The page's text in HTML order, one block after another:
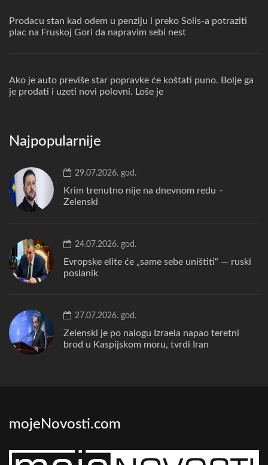
Prodacu stan kad odem u penziju i preko Solis-a potraziti
plac na Fruskoj Gori da napravim sebi nest
Ako je auto previše star popravke će koštati puno. Bolje ga
je prodati i uzeti novi polovni. Loše je
Najpopularnije
29.07.2026. god.
Krim trenutno nije na dnevnom redu –
Zelenski
24.07.2026. god.
Evropske elite će „same sebe uništiti“ — ruski
poslanik
27.07.2026. god.
Zelenski je po nalogu Izraela napao teretni
brod u Kaspijskom moru, tvrdi Iran
mojeNovosti.com